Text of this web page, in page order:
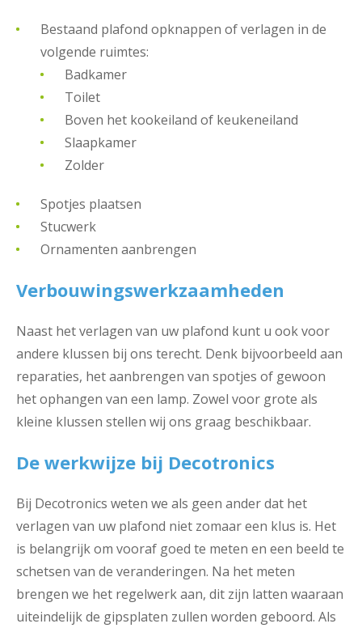
Bestaand plafond opknappen of verlagen in de
volgende ruimtes:
Badkamer
Toilet
Boven het kookeiland of keukeneiland
Slaapkamer
Zolder
Spotjes plaatsen
Stucwerk
Ornamenten aanbrengen
Verbouwingswerkzaamheden
Naast het verlagen van uw plafond kunt u ook voor
andere klussen bij ons terecht. Denk bijvoorbeeld aan
reparaties, het aanbrengen van spotjes of gewoon
het ophangen van een lamp. Zowel voor grote als
kleine klussen stellen wij ons graag beschikbaar.
De werkwijze bij Decotronics
Bij Decotronics weten we als geen ander dat het
verlagen van uw plafond niet zomaar een klus is. Het
is belangrijk om vooraf goed te meten en een beeld te
schetsen van de veranderingen. Na het meten
brengen we het regelwerk aan, dit zijn latten waaraan
uiteindelijk de gipsplaten zullen worden geboord. Als